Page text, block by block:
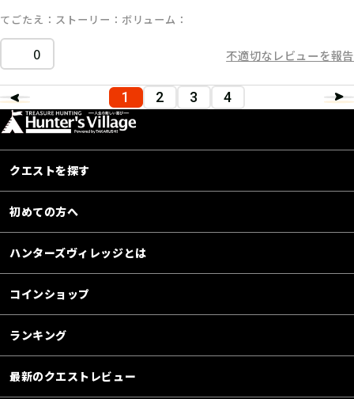
てごたえ ストーリー ボリューム
0 不適切なレビューを報告
1 2 3 4
クエストを探す
初めての方へ
ハンターズヴィレッジとは
コインショップ
ランキング
最新のクエストレビュー